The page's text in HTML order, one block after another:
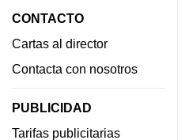
CONTACTO
Cartas al director
Contacta con nosotros
PUBLICIDAD
Tarifas publicitarias